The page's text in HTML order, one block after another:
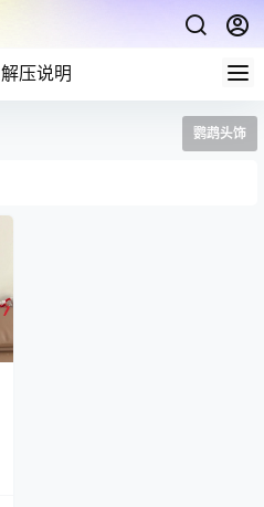
解压说明
鹦鹉头饰